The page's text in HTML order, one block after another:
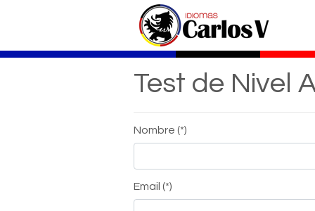
Test de Nivel
Nombre (*)
Email (*)